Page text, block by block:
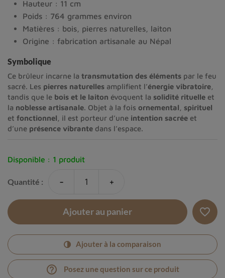
Hauteur : 11 cm
Poids : 764 grammes environ
Matières : bois, pierres naturelles, laiton
Origine : fabrication artisanale au Népal
Symbolique
Ce brûleur incarne la transmutation des éléments par le feu
sacré. Les pierres naturelles amplifient l’énergie vibratoire
tandis que le bois et le laiton évoquent la solidité rituelle et
la noblesse artisanale. Objet à la fois ornemental
spirituel
et fonctionnel , il est porteur d’une intention sacrée et
d’une présence vibrante dans l’espace.
Disponible : 1 produit
Quantité : - +
Ajouter au panier favorite_border
Ajouter à la comparaison
help_outline Posez une question sur ce produit